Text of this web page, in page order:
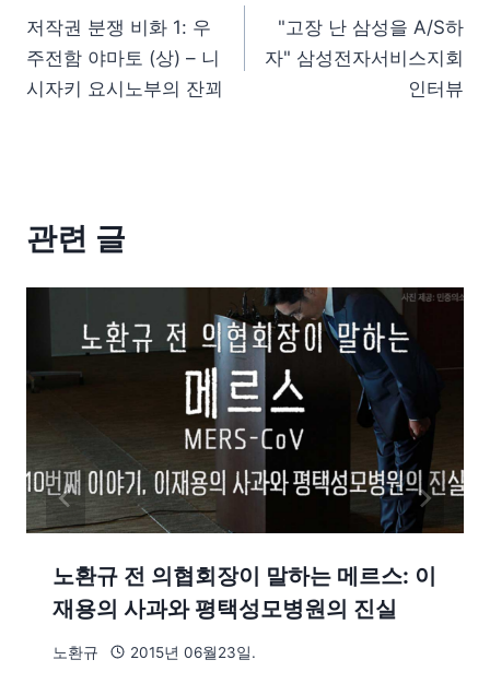
저작권 분쟁 비화 1: 우
주전함 야마토 (상) – 니
시자키 요시노부의 잔꾀
"고장 난 삼성을 A/S하
자" 삼성전자서비스지회
인터뷰
관련 글
노환규 전 의협회장이 말하는 메르스: 이
재용의 사과와 평택성모병원의 진실
노환규 2015년 06월23일.